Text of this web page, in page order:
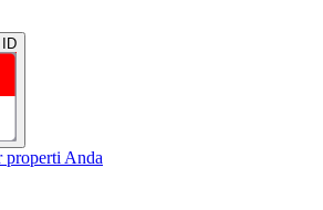
ID
properti Anda